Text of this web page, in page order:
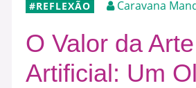
REFLEXÃO Caravana
O Valor da
Artificial: Um